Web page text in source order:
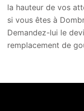
la hauteur de vos
si vous êtes à
Demandez-lui le
remplacement de